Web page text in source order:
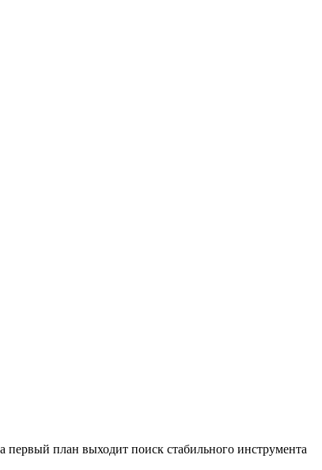
план выходит поиск стабильного инструмента